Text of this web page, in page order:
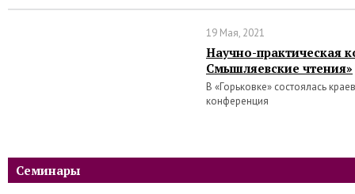
19 Мая, 2021
Научно-практическая
Смышляевские чтения»
В «Горьковке» состоялась
конференция
Семинары